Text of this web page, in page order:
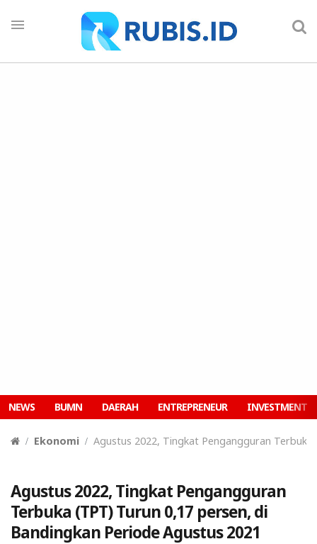
NEWS BUMN DAERAH ENTREPRENEUR INVESTMENT
Ekonomi Agustus 2022, Tingkat Pengangguran
Agustus 2022, Tingkat Pengangguran
Terbuka (TPT) Turun 0,17 persen, di
Bandingkan Periode Agustus 2021